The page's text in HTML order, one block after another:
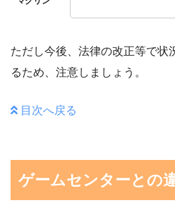
ただし今後、法律の改正等で状
るため、注意しましょう。
目次へ戻る
ゲームセンターとの